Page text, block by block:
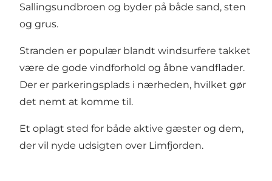
Sallingsundbroen og byder på både sand, sten
og grus.
Stranden er populær blandt windsurfere takket
være de gode vindforhold og åbne vandflader.
Der er parkeringsplads i nærheden, hvilket gør
det nemt at komme til.
Et oplagt sted for både aktive gæster og dem,
der vil nyde udsigten over Limfjorden.